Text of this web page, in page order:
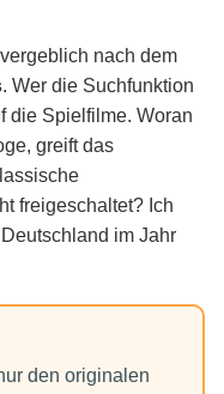
Optionen
vs. Offline-
nach dem
. Wer die Suchfunktion
die Spielfilme. Woran
greift das
freigeschaltet? Ich
im Jahr
den originalen